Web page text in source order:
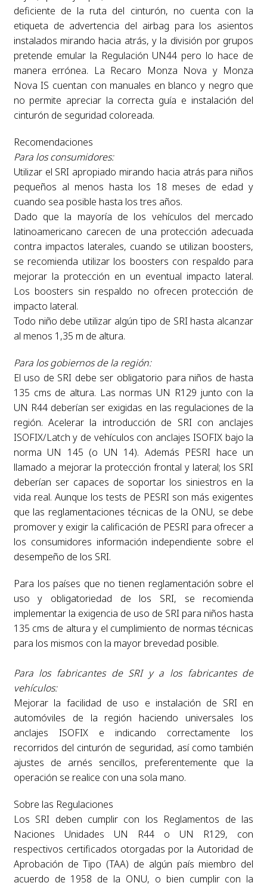
deficiente de la ruta del cinturón, no cuenta con la
etiqueta de advertencia del airbag para los asientos
instalados mirando hacia atrás, y la división por grupos
pretende emular la Regulación UN44 pero lo hace de
manera errónea. La Recaro Monza Nova y Monza
Nova IS cuentan con manuales en blanco y negro que
no permite apreciar la correcta guía e instalación del
cinturón de seguridad coloreada.
Recomendaciones
Para los consumidores:
Utilizar el SRI apropiado mirando hacia atrás para niños
pequeños al menos hasta los 18 meses de edad y
cuando sea posible hasta los tres años.
Dado que la mayoría de los vehículos del mercado
latinoamericano carecen de una protección adecuada
contra impactos laterales, cuando se utilizan boosters,
se recomienda utilizar los boosters con respaldo para
mejorar la protección en un eventual impacto lateral.
Los boosters sin respaldo no ofrecen protección de
impacto lateral.
Todo niño debe utilizar algún tipo de SRI hasta alcanzar
al menos 1,35 m de altura.
Para los gobiernos de la región:
El uso de SRI debe ser obligatorio para niños de hasta
135 cms de altura. Las normas UN R129 junto con la
UN R44 deberían ser exigidas en las regulaciones de la
región. Acelerar la introducción de SRI con anclajes
ISOFIX/Latch y de vehículos con anclajes ISOFIX bajo la
norma UN 145 (o UN 14). Además PESRI hace un
llamado a mejorar la protección frontal y lateral; los SRI
deberían ser capaces de soportar los siniestros en la
vida real. Aunque los tests de PESRI son más exigentes
que las reglamentaciones técnicas de la ONU, se debe
promover y exigir la calificación de PESRI para ofrecer a
los consumidores información independiente sobre el
desempeño de los SRI.
Para los países que no tienen reglamentación sobre el
uso y obligatoriedad de los SRI, se recomienda
implementar la exigencia de uso de SRI para niños hasta
135 cms de altura y el cumplimiento de normas técnicas
para los mismos con la mayor brevedad posible.
Para los fabricantes de SRI y a los fabricantes de
vehículos:
Mejorar la facilidad de uso e instalación de SRI en
automóviles de la región haciendo universales los
anclajes ISOFIX e indicando correctamente los
recorridos del cinturón de seguridad, así como también
ajustes de arnés sencillos, preferentemente que la
operación se realice con una sola mano.
Sobre las Regulaciones
Los SRI deben cumplir con los Reglamentos de las
Naciones Unidades UN R44 o UN R129, con
respectivos certificados otorgadas por la Autoridad de
Aprobación de Tipo (TAA) de algún país miembro del
acuerdo de 1958 de la ONU, o bien cumplir con la